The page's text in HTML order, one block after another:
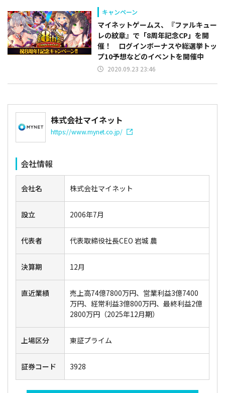
キャンペーン
マイネットゲームス、『ファルキュー
レの紋章』で「8周年記念CP」を開
催！ ログインボーナスや総選挙トッ
プ10予想などのイベントを開催中
2020.09.23 23:46
株式会社マイネット
https://www.mynet.co.jp/
会社情報
会社名 株式会社マイネット
設立 2006年7月
代表者 代表取締役社長CEO 岩城 農
決算期 12月
直近業績
売上高74億7800万円、営業利益3億7400
万円、経常利益3億800万円、最終利益2億
2800万円（2025年12月期）
上場区分 東証プライム
証券コード 3928